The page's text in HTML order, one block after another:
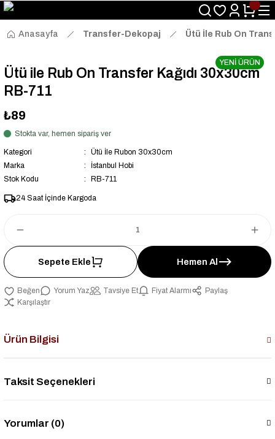
Size Özel "HG10" Kodu ile Sepette Hemen %10 İndirim Fırsatını
Kaçırmayın!
Anasayfa
Transfer-Dekopaj Ütü İle Rub On
YENİ ÜRÜN
Ütü ile Rub On Transfer Kağıdı 30x30cm
RB-711
₺89
Stokta var, hemen sipariş ver
Kategori
Ütü İle Rubon 30x30cm
Marka
İstanbul Hobi
Stok Kodu
RB-711
24 Saat İçinde Kargoda
Sepete Ekle Hemen Al
Yorum Yaz Tavsiye Et Fiyat Alarmı
Paylaş
Karşılaştır
Ürün Bilgisi
Taksit Seçenekleri
Yorumlar (0)